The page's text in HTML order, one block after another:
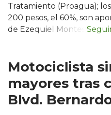
Tratamiento (Proagua);
200 pesos, el 60%, son
de Ezequiel Montes.
Motociclista
mayores tras
Blvd.